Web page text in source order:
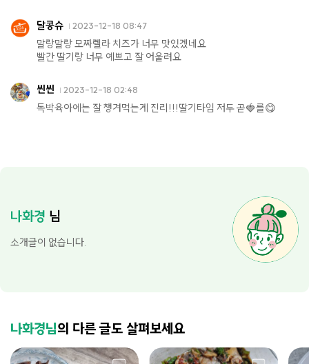
달콩슈 2023-12-18 08:47
말랑말랑 모짜렐라 치즈가 너무 맛있겠네요
빨간 딸기랑 너무 예쁘고 잘 어울려요
씬씬 2023-12-18 02:48
독박육아에는 잘 챙겨먹는게 진리!!!딸기타임 저두 곧🍓를😋
나화경 님
소개글이 없습니다.
나화경님의 다른 글도 살펴보세요